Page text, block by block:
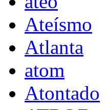
Ateísmo
Atlanta
atom
Atontado